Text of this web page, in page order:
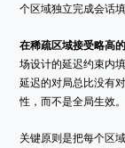
个区域独立完成会话
在稀疏区域接受略高的
场设计的延迟约束内
延迟的对局总比没有
性，而不是全局生效。
关键原则是把每个区